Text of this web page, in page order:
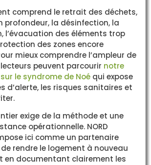
comprend le retrait des déchets,
profondeur, la désinfection, la
l’évacuation des éléments trop
des zones encore
mieux comprendre l’ampleur de
peuvent parcourir notre
le syndrome de Noé qui expose
d’alerte, les risques sanitaires et
exige de la méthode et une
opérationnelle. NORD
ici comme un partenaire
rendre le logement à nouveau
en documentant clairement les